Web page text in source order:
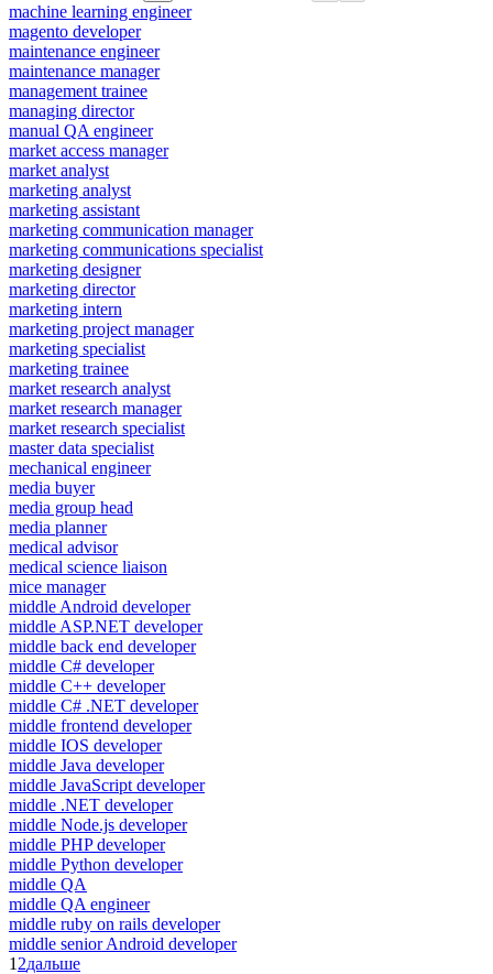
machine learning engineer
magento developer
maintenance engineer
maintenance manager
management trainee
managing director
manual QA engineer
market access manager
market analyst
marketing analyst
marketing assistant
marketing communication manager
marketing communications specialist
marketing designer
marketing director
marketing intern
marketing project manager
marketing specialist
marketing trainee
market research analyst
market research manager
market research specialist
master data specialist
mechanical engineer
media buyer
media group head
media planner
medical advisor
medical science liaison
mice manager
middle Android developer
middle ASP.NET developer
middle back end developer
middle C# developer
middle C++ developer
middle C# .NET developer
middle frontend developer
middle IOS developer
middle Java developer
middle JavaScript developer
middle .NET developer
middle Node.js developer
middle PHP developer
middle Python developer
middle QA
middle QA engineer
middle ruby on rails developer
middle senior Android developer
1 2дальше